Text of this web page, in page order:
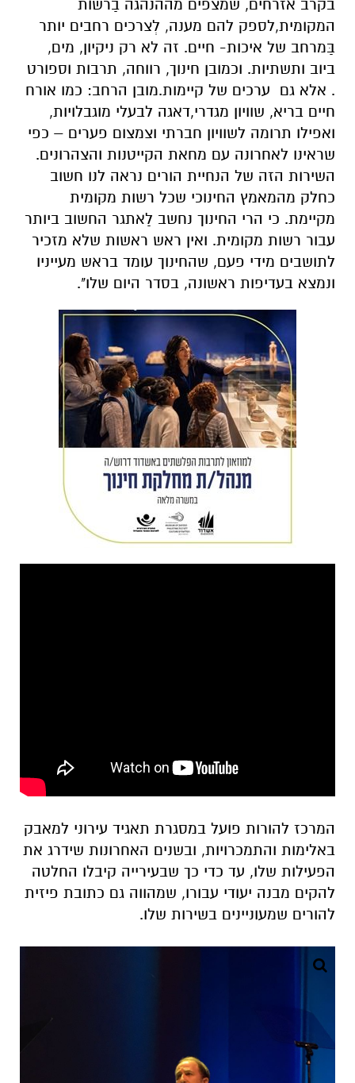
. אלא גם ערכים של קיימות.מובן הרחב: כמו אורח
חיים בריא, שוויון מגדרי,דאגה לבעלי מוגבלויות,
ואפילו תרומה לשוויון חברתי וצמצום פערים – כפי
שראינו לאחרונה עם מחאת הקייטנות והצהרונים.
השירות הזה של הנחיית הורים נראה לנו חשוב
כחלק מהמאמץ החינוכי שכל רשות מקומית
מקיימת. כי הרי החינוך נחשב לַאתגר החשוב ביותר
עבור רשות מקומית. ואין ראש ראשות שלא מזכיר
לתושבים מידי פעם, שהחינוך עומד בראש מעייניו
ונמצא בעדיפות ראשונה, בסדר היום שלו".
המרכז להורות פועל במסגרת תאגיד עירוני למאבק
באלימות והתמכרויות, ובשנים האחרונות שידרג את
עוד הוסיף ראש העיר:"בהזדמנות זו אנחנו רוצים